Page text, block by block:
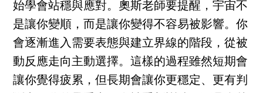
始學會站穩與應對。奧斯老師要提醒，宇宙不
是讓你變順，而是讓你變得不容易被影響。你
會逐漸進入需要表態與建立界線的階段，從被
動反應走向主動選擇。這樣的過程雖然短期會
讓你覺得疲累，但長期會讓你更穩定、更有判